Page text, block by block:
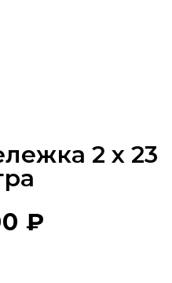
2 х 23
₽